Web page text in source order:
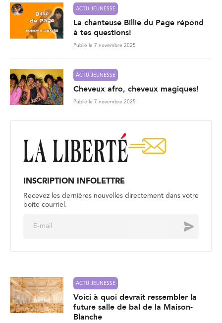
ACTU JEUNESSE
La chanteuse Billie du Page répond
à tes questions!
Publié le 7 novembre 2025
ACTU JEUNESSE
Cheveux afro, cheveux magiques!
Publié le 7 novembre 2025
INSCRIPTION INFOLETTRE
Recevez les dernières nouvelles directement dans votre
boite courriel.
Envoyer
ACTU JEUNESSE
Voici à quoi devrait ressembler la
future salle de bal de la Maison-
Blanche